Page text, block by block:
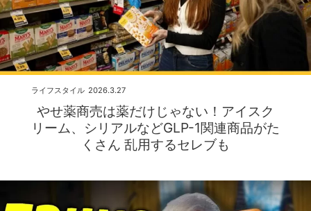
ライフスタイル 2026.3.27
やせ薬商売は薬だけじゃない！アイスク
リーム、シリアルなどGLP-1関連商品がた
くさん 乱用するセレブも